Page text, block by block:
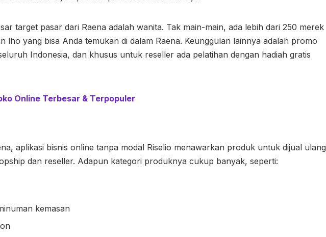
target pasar dari Raena adalah wanita. Tak main-main, ada lebih dari 250 merek
lho yang bisa Anda temukan di dalam Raena. Keunggulan lainnya adalah promo
Indonesia, dan khusus untuk reseller ada pelatihan dengan hadiah gratis
Online Terbesar & Terpopuler
aplikasi bisnis online tanpa modal Riselio menawarkan produk untuk dijual ulang
dan reseller. Adapun kategori produknya cukup banyak, seperti:
kemasan